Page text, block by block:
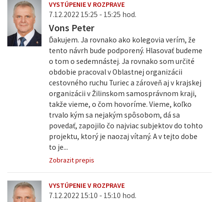
VYSTÚPENIE V ROZPRAVE
7.12.2022 15:25 - 15:25 hod.
Vons Peter
Ďakujem. Ja rovnako ako kolegovia verím, že
tento návrh bude podporený. Hlasovať budeme
o tom o sedemnástej. Ja rovnako som určité
obdobie pracoval v Oblastnej organizácii
cestovného ruchu Turiec a zároveň aj v krajskej
organizácii v Žilinskom samosprávnom kraji,
takže vieme, o čom hovoríme. Vieme, koľko
trvalo kým sa nejakým spôsobom, dá sa
povedať, zapojilo čo najviac subjektov do tohto
projektu, ktorý je naozaj vítaný. A v tejto dobe
to je...
Zobrazit prepis
VYSTÚPENIE V ROZPRAVE
7.12.2022 15:10 - 15:10 hod.